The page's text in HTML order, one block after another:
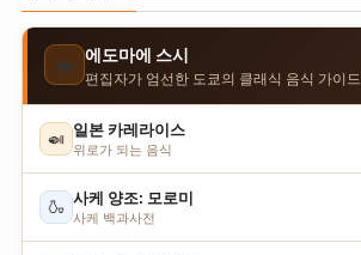
🍣 에도마에 스시
편집자가 엄선한 도쿄의 클래식 음식 가이드
🍛 일본 카레라이스
위로가 되는 음식
🍶 사케 양조: 모로미
사케 백과사전